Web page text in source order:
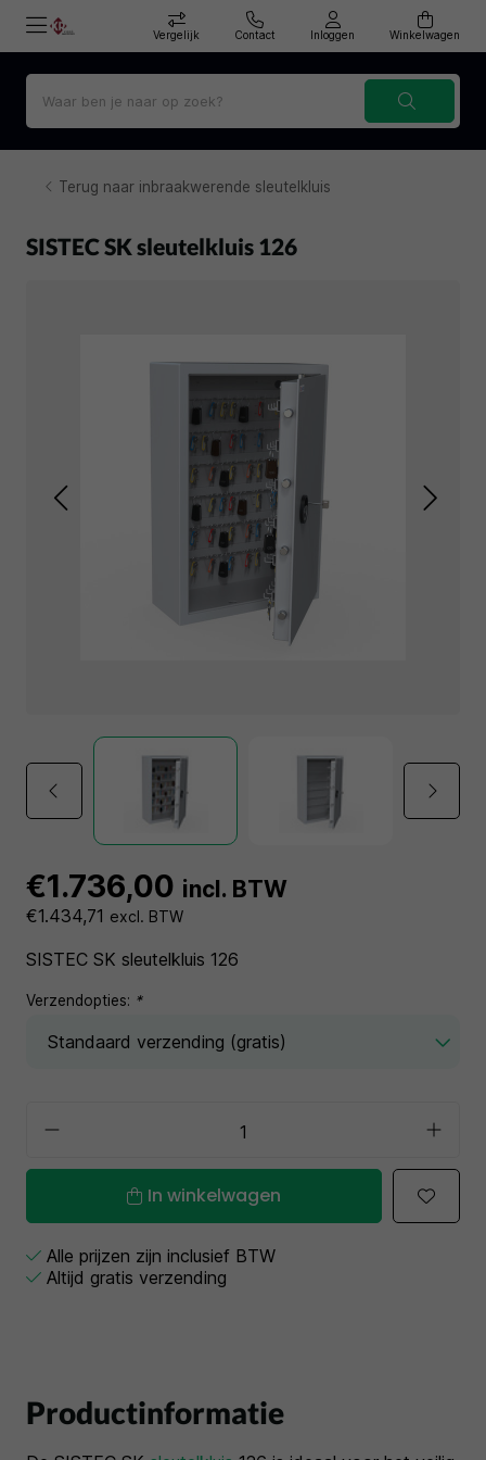
Vergelijk Contact Inloggen Winkelwagen
Terug naar inbraakwerende sleutelkluis
SISTEC SK sleutelkluis 126
€1.736,00 incl. BTW
€1.434,71 excl. BTW
SISTEC SK sleutelkluis 126
Verzendopties: *
In winkelwagen
Alle prijzen zijn inclusief BTW
Altijd gratis verzending
Productinformatie